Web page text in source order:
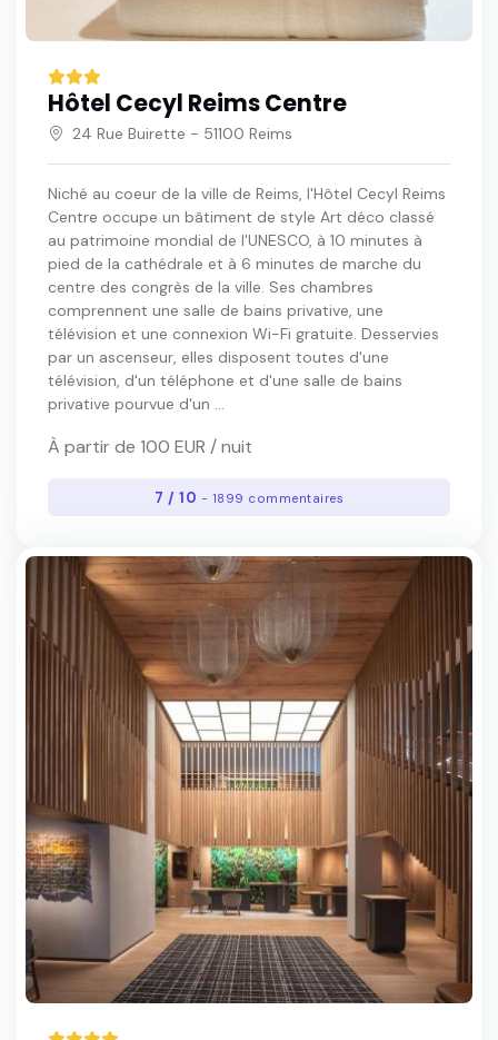
Hôtel Cecyl Reims Centre
24 Rue Buirette - 51100 Reims
Niché au coeur de la ville de Reims, l'Hôtel Cecyl Reims
Centre occupe un bâtiment de style Art déco classé
au patrimoine mondial de l'UNESCO, à 10 minutes à
pied de la cathédrale et à 6 minutes de marche du
centre des congrès de la ville. Ses chambres
comprennent une salle de bains privative, une
télévision et une connexion Wi-Fi gratuite. Desservies
par un ascenseur, elles disposent toutes d'une
télévision, d'un téléphone et d'une salle de bains
privative pourvue d'un ...
À partir de 100 EUR / nuit
7 / 10 - 1899 commentaires